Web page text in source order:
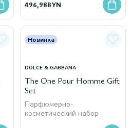
496,98BYN
Новинка
DOLCE & GABBANA
The One Pour Homme Gift
Set
Парфюмерно-
косметический набор